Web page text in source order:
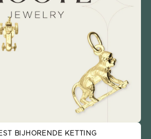
BIJHORENDE KETTING